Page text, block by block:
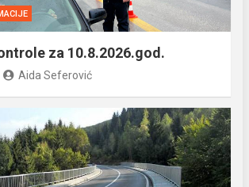
za 10.8.2026.god.
Aida Seferović